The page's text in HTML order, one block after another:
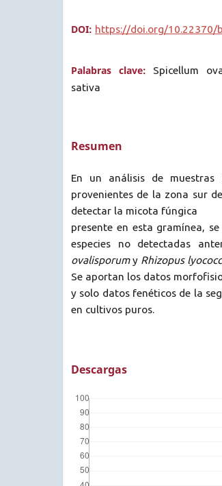
DOI: https://doi.org/10.22370/
Palabras clave:
Spicellum
sativa
Resumen
En un análisis de
provenientes de la zona sur
detectar la micota fúngica
presente en esta gramínea,
especies no detectadas
ovalisporumy Rhizopus
Se aportan los datos
y solo datos fenéticos de la
en cultivos puros.
Descargas